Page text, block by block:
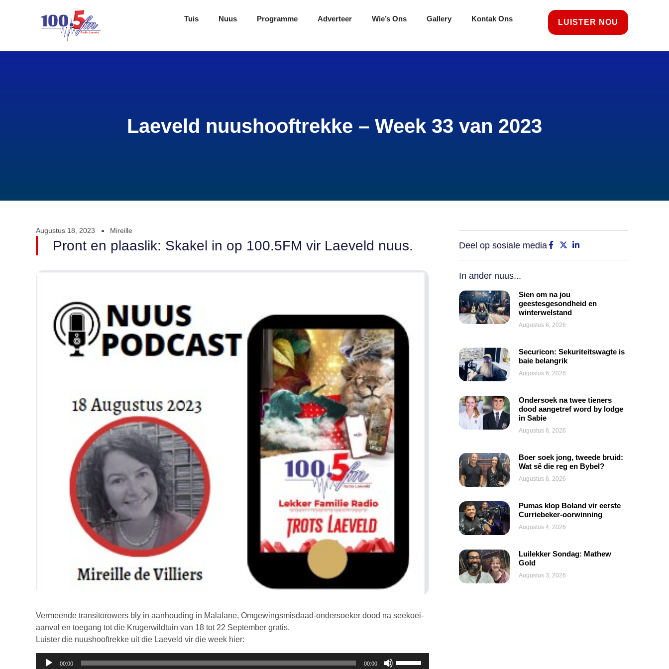
Tuis Nuus Programme Adverteer Wie’s Ons Gallery Kontak Ons LUISTER NOU
Laeveld nuushooftrekke – Week 33 van 2023
Augustus 18, 2023 Mireille
Pront en plaaslik: Skakel in op 100.5FM vir Laeveld nuus.
Vermeende transitorowers bly in aanhouding in Malalane, Omgewingsmisdaad-ondersoeker dood na seekoei-
aanval en toegang tot die Krugerwildtuin van 18 tot 22 September gratis.
Luister die nuushooftrekke uit die Laeveld vir die week hier:
Klankspeler
00:00 00:00
Deel op sosiale media
In ander nuus...
Sien om na jou
geestesgesondheid en
winterwelstand
Augustus 6, 2026
Securicon: Sekuriteitswagte is
baie belangrik
Augustus 6, 2026
Ondersoek na twee tieners
dood aangetref word by lodge
in Sabie
Augustus 6, 2026
Boer soek jong, tweede bruid:
Wat sê die reg en Bybel?
Augustus 6, 2026
Pumas klop Boland vir eerste
Curriebeker-oorwinning
Augustus 4, 2026
Luilekker Sondag: Mathew
Gold
Augustus 3, 2026